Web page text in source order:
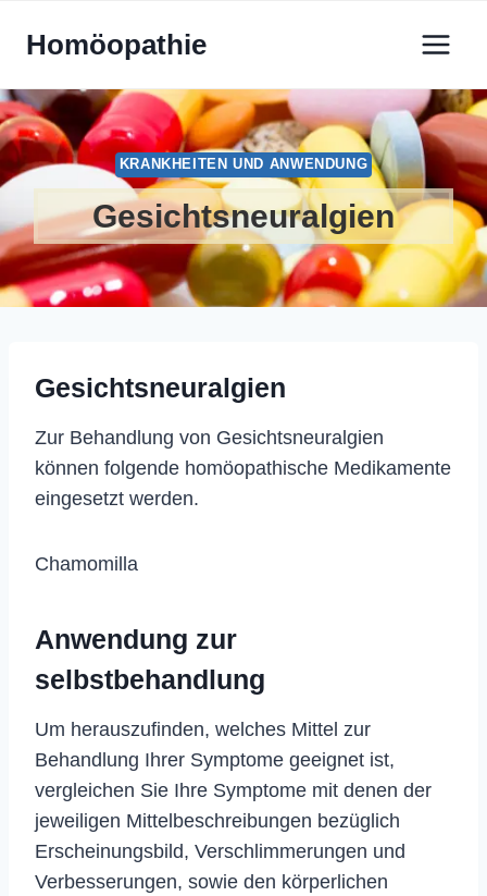
InhaltHomöopathie
KRANKHEITEN UND ANWENDUNG
Gesichtsneuralgien
Gesichtsneuralgien
Zur Behandlung von Gesichtsneuralgien
können folgende homöopathische Medikamente
eingesetzt werden.
Chamomilla
Anwendung zur
selbstbehandlung
Um herauszufinden, welches Mittel zur
Behandlung Ihrer Symptome geeignet ist,
vergleichen Sie Ihre Symptome mit denen der
jeweiligen Mittelbeschreibungen bezüglich
Erscheinungsbild, Verschlimmerungen und
Verbesserungen, sowie den körperlichen